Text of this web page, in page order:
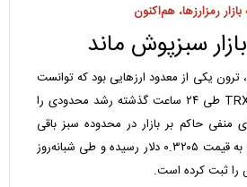
رمزارزها، هم‌اکنون
سبزپوش ماند
ترون یکی از معدود ارز‌هایی بود که توانست
عملکرد مثبتی ثبت کند. TRX طی ۲۴ ساعت گذشته رشد محدودی را
منفی حاکم بر بازار در محدوده سبز باقی
ماند. این رمزارز هم‌اکنون به قیمت ۰.۳۲۰۵ دلار رسیده و طی شبانه‌روز